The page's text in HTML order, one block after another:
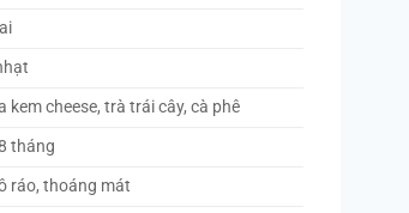
kem cheese, trà trái cây, cà phê
tháng
ráo, thoáng mát